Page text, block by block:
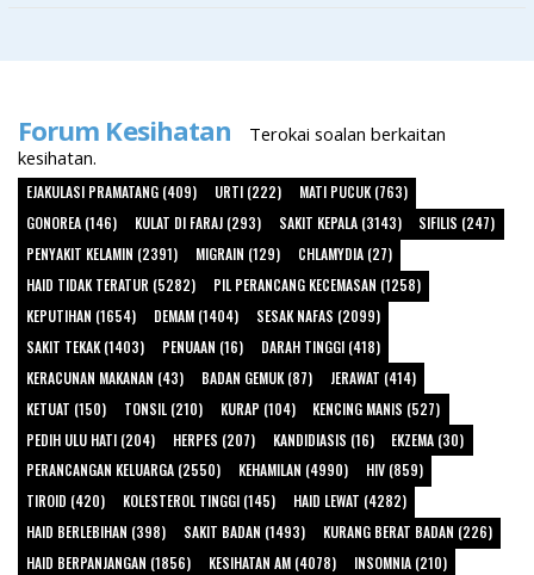
Forum Kesihatan
Terokai soalan berkaitan
kesihatan.
EJAKULASI PRAMATANG (409) URTI (222)
MATI PUCUK (763)
GONOREA (146)
KULAT DI FARAJ (293) SAKIT KEPALA (3143)
SIFILIS (247)
PENYAKIT KELAMIN (2391)
MIGRAIN (129)
CHLAMYDIA (27)
HAID TIDAK TERATUR (5282)
PIL PERANCANG KECEMASAN (1258)
KEPUTIHAN (1654)
DEMAM (1404)
SESAK NAFAS (2099)
SAKIT TEKAK (1403)
PENUAAN (16)
DARAH TINGGI (418)
KERACUNAN MAKANAN (43)
BADAN GEMUK (87)
JERAWAT (414)
KETUAT (150)
TONSIL (210) KURAP (104)
KENCING MANIS (527)
PEDIH ULU HATI (204)
HERPES (207) KANDIDIASIS (16)
EKZEMA (30)
PERANCANGAN KELUARGA (2550)
KEHAMILAN (4990)
HIV (859)
TIROID (420)
KOLESTEROL TINGGI (145)
HAID LEWAT (4282)
HAID BERLEBIHAN (398)
SAKIT BADAN (1493)
KURANG BERAT BADAN (226)
HAID BERPANJANGAN (1856)
KESIHATAN AM (4078)
INSOMNIA (210)